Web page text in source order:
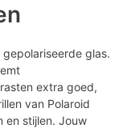
glas.
extra goed,
van Polaroid
en stijlen. Jouw